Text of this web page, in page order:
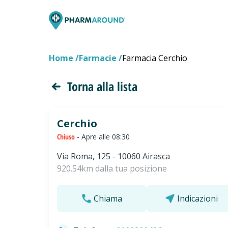
Home Farmacie Farmacia Cerchio
Torna alla lista
Cerchio
Chiuso - Apre alle 08:30
Via Roma, 125 - 10060 Airasca
920.54km dalla tua posizione
Chiama Indicazioni